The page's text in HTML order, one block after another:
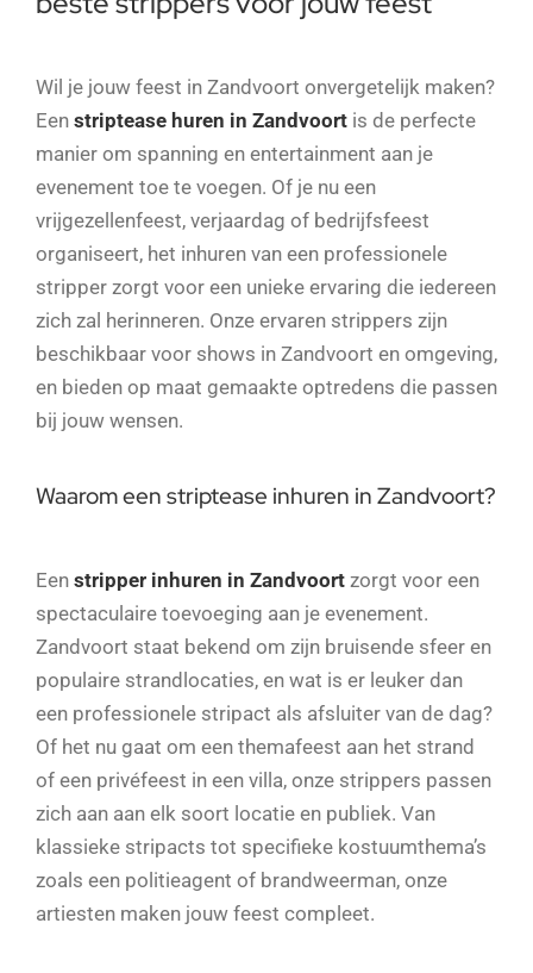
Wil je jouw feest in Zandvoort onvergetelijk maken?
Een striptease huren in Zandvoort is de perfecte
manier om spanning en entertainment aan je
evenement toe te voegen. Of je nu een
vrijgezellenfeest, verjaardag of bedrijfsfeest
organiseert, het inhuren van een professionele
stripper zorgt voor een unieke ervaring die iedereen
zich zal herinneren. Onze ervaren strippers zijn
beschikbaar voor shows in Zandvoort en omgeving,
en bieden op maat gemaakte optredens die passen
bij jouw wensen.
Waarom een striptease inhuren in Zandvoort?
Een stripper inhuren in Zandvoort zorgt voor een
spectaculaire toevoeging aan je evenement.
Zandvoort staat bekend om zijn bruisende sfeer en
populaire strandlocaties, en wat is er leuker dan
een professionele stripact als afsluiter van de dag?
Of het nu gaat om een themafeest aan het strand
of een privéfeest in een villa, onze strippers passen
zich aan aan elk soort locatie en publiek. Van
klassieke stripacts tot specifieke kostuumthema’s
zoals een politieagent of brandweerman, onze
artiesten maken jouw feest compleet.